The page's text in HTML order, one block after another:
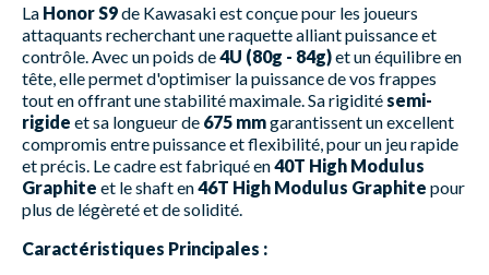
La Honor S9de Kawasaki est conçue pour les joueurs
attaquants recherchant une raquette alliant puissance et
contrôle. Avec un poids de4U (80g - 84g)et un équilibre en
tête, elle permet d'optimiser la puissance de vos frappes
tout en offrant une stabilité maximale. Sa rigidité semi-
rigide et sa longueur de 675 mmgarantissent un excellent
compromis entre puissance et flexibilité, pour un jeu rapide
et précis. Le cadre est fabriqué en40T High Modulus
Graphite et le shaft en46T High Modulus Graphite pour
plus de légèreté et de solidité.
Caractéristiques Principales :